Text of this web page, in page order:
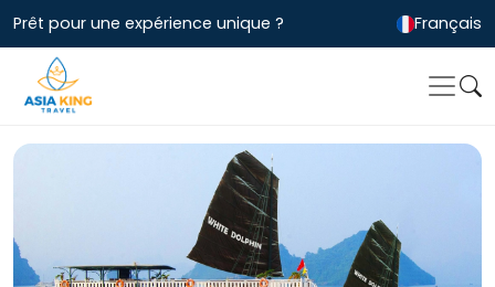
Prêt pour une expérience unique ? Français